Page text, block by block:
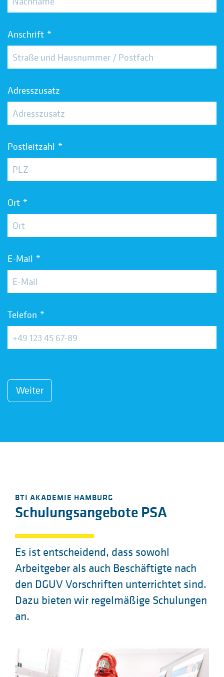
Anschrift
Adresszusatz
Postleitzahl
Ort
E-Mail
Telefon
Weiter
BTI AKADEMIE HAMBURG
Schulungsangebote PSA
Es ist entscheidend, dass sowohl
Arbeitgeber als auch Beschäftigte nach
den DGUV Vorschriften unterrichtet sind.
Dazu bieten wir regelmäßige Schulungen
an.